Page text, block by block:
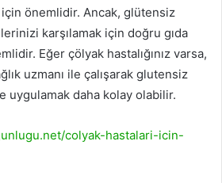
için önemlidir. Ancak, glütensiz
karşılamak için doğru gıda
Eğer çölyak hastalığınız varsa,
uzmanı ile çalışarak glutensiz
uygulamak daha kolay olabilir.
colyak-hastalari-icin-